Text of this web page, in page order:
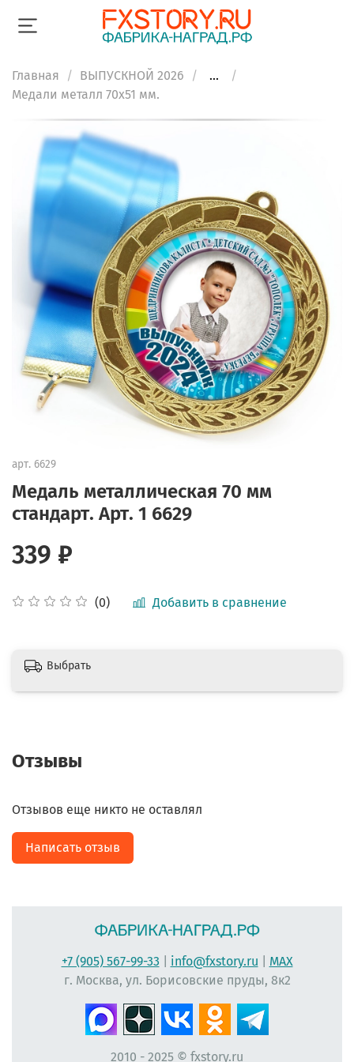
Главная ВЫПУСКНОЙ 2026
...
Медали металл 70х51 мм.
арт. 6629
Медаль металлическая 70 мм
стандарт. Арт. 1 6629
(0) Добавить в сравнение
339 ₽
Выбрать
Отзывы
Отзывов еще никто не оставлял
Написать отзыв
+7 (905) 567-99-33 info@fxstory.ru
MAX
г. Москва, ул. Борисовские пруды, 8к2
2010 - 2025 © fxstory.ru